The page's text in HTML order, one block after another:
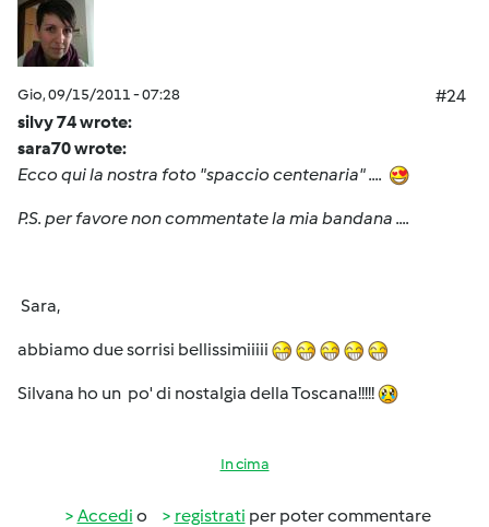
Gio, 09/15/2011 - 07:28
#24
silvy 74 wrote:
sara70 wrote:
Ecco qui la nostra foto "spaccio centenaria" ....
P.S. per favore non commentate la mia bandana ....
Sara,
abbiamo due sorrisi bellissimiiiii
Silvana ho un po' di nostalgia della Toscana!!!!!
In cima
Accedi o registrati per poter commentare